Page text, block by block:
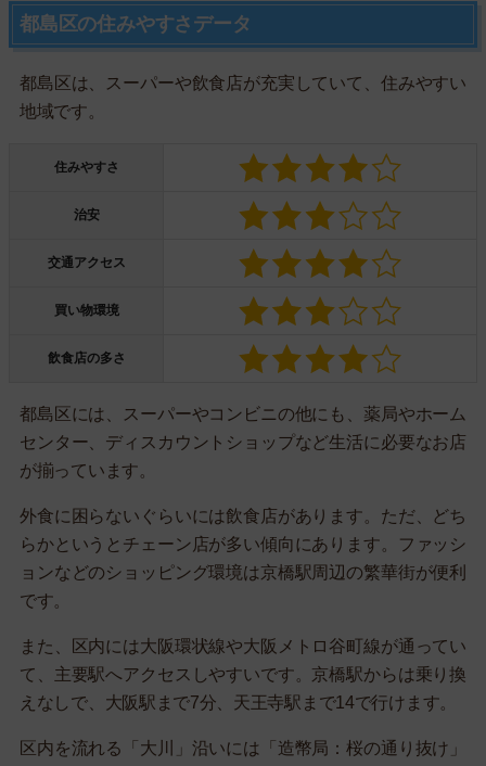
都島区の住みやすさデータ
都島区は、スーパーや飲食店が充実していて、住みやすい
地域です。
住みやすさ
治安
交通アクセス
買い物環境
飲食店の多さ
都島区には、スーパーやコンビニの他にも、薬局やホーム
センター、ディスカウントショップなど生活に必要なお店
が揃っています。
外食に困らないぐらいには飲食店があります。ただ、どち
らかというとチェーン店が多い傾向にあります。ファッシ
ョンなどのショッピング環境は京橋駅周辺の繁華街が便利
です。
また、区内には大阪環状線や大阪メトロ谷町線が通ってい
て、主要駅へアクセスしやすいです。京橋駅からは乗り換
えなしで、大阪駅まで7分、天王寺駅まで14で行けます。
区内を流れる「大川」沿いには「造幣局：桜の通り抜け」